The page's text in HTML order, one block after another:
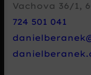
Vachova 36/1 ,
724 501 041